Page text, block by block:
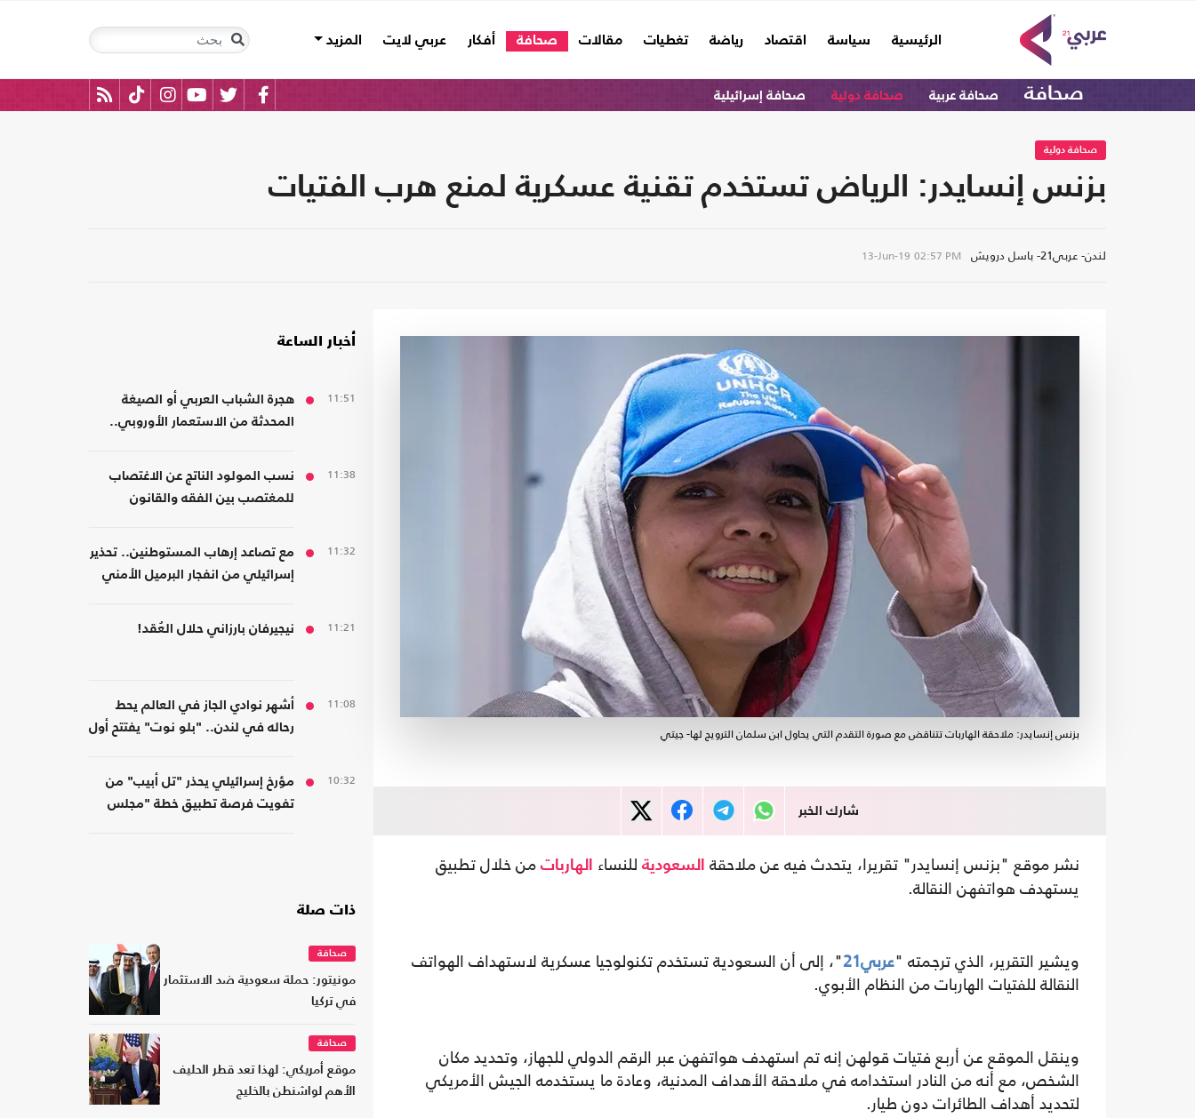
الرئيسية
(current) سياسة اقتصاد رياضة تغطيات مقالات صحافة أفكار عربي لايت المزيد
صحافة صحافة عربية صحافة دولية صحافة إسرائيلية
صحافة دولية
بزنس إنسايدر: الرياض تستخدم تقنية عسكرية لمنع هرب الفتيات
لندن- عربي21- باسل درويش 13-Jun-19 02:57 PM
بزنس إنسايدر: ملاحقة الهاربات تتناقض مع صورة التقدم التي يحاول ابن سلمان الترويج لها- جيتي
شارك الخبر
نشر موقع "بزنس إنسايدر" تقريرا، يتحدث فيه عن ملاحقة السعودية للنساء الهاربات من خلال تطبيق
يستهدف هواتفهن النقالة.
ويشير التقرير، الذي ترجمته "عربي21
"، إلى أن السعودية تستخدم تكنولوجيا عسكرية لاستهداف الهواتف
النقالة للفتيات الهاربات من النظام الأبوي.
وينقل الموقع عن أربع فتيات قولهن إنه تم استهدف هواتفهن عبر الرقم الدولي للجهاز، وتحديد مكان
الشخص، مع أنه من النادر استخدامه في ملاحقة الأهداف المدنية، وعادة ما يستخدمه الجيش الأمريكي
لتحديد أهداف الطائرات دون طيار.
أخبار الساعة
11:51
هجرة الشباب العربي أو الصيغة
المحدثة من الاستعمار الأوروبي..
11:38
نسب المولود الناتج عن الاغتصاب
للمغتصب بين الفقه والقانون
11:32
مع تصاعد إرهاب المستوطنين.. تحذير
إسرائيلي من انفجار البرميل الأمني
11:21 نيجيرفان بارزاني حلال العُقد!
11:08
أشهر نوادي الجاز في العالم يحط
رحاله في لندن.. "بلو نوت" يفتتح أول
10:32
مؤرخ إسرائيلي يحذر "تل أبيب" من
تفويت فرصة تطبيق خطة "مجلس
ذات صلة
صحافة
مونيتور: حملة سعودية ضد الاستثمار
في تركيا
صحافة
موقع أمريكي: لهذا تعد قطر الحليف
الأهم لواشنطن بالخليج